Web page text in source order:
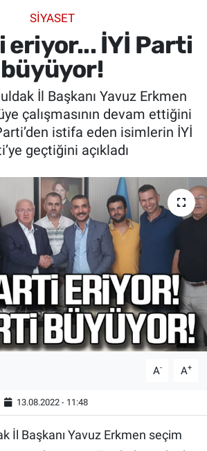
SİYASET
eriyor... İYİ Parti
büyüyor!
İl Başkanı Yavuz Erkmen
çalışmasının devam ettiğini
istifa eden isimlerin İYİ
geçtiğini açıkladı
A- A+
13.08.2022 - 11:48
İl Başkanı Yavuz Erkmen seçim